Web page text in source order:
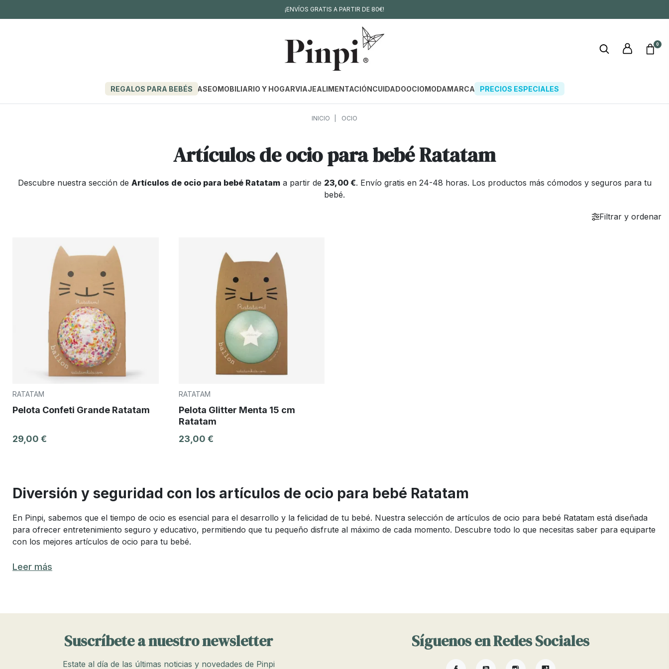
¡ENVÍOS GRATIS A PARTIR DE 80€!
0
REGALOS PARA BEBÉS PASEOMOBILIARIO Y HOGARVIAJEALIMENTACIÓNCUIDADOOCIOMODAMARCAS PRECIOS ESPECIALES
INICIO OCIO
Artículos de ocio para bebé Ratatam
Descubre nuestra sección de Artículos de ocio para bebé Ratatama partir de 23,00 €. Envío gratis en 24-48 horas. Los productos más cómodos y seguros para tu
bebé.
Filtrar y ordenar
RATATAM
Pelota Confeti Grande Ratatam
29,00 €
RATATAM
Pelota Glitter Menta 15 cm
Ratatam
23,00 €
Diversión y seguridad con los artículos de ocio para bebé Ratatam
En Pinpi, sabemos que el tiempo de ocio es esencial para el desarrollo y la felicidad de tu bebé. Nuestra selección de artículos de ocio para bebé Ratatam está diseñada
para ofrecer entretenimiento seguro y educativo, permitiendo que tu pequeño disfrute al máximo de cada momento. Descubre todo lo que necesitas saber para equiparte
con los mejores artículos de ocio para tu bebé.
Los mejores artículos de ocio para bebés Ratatam
artículos de playa y piscina para bebé, cada uno diseñado para proporcionar horas de diversión y aprendizaje.
Juguetes para bebés: Diversión y aprendizaje
Los juguetes son esenciales para el desarrollo cognitivo y motor de los bebés. En Pinpi, contamos con una amplia gama de juguetes para bebés que incluyen peluches,
Leer más
Suscríbete a nuestro newsletter
Estate al día de las últimas noticias y novedades de Pinpi
Síguenos en Redes Sociales